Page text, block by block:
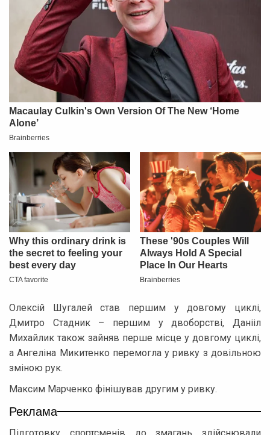
Олексій Шугалей став першим у довгому циклі,
Дмитро Стадник – першим у двоборстві, Данііл
Михайлик також зайняв перше місце у довгому циклі,
а Ангеліна Микитенко перемогла у ривку з довільною
зміною рук.
Максим Марченко фінішував другим у ривку.
Реклама